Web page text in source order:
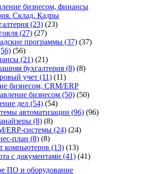
бизнесом, финансы
Склад. Кадры
(23) (23)
(27) (27)
программы (37) (37)
(56)
(21) (21)
бухгалтерия (8) (8)
учет (11) (11)
бизнесом, CRM/ERP
бизнесом (50) (50)
дел (54) (54)
автоматизации (96) (96)
(8) (8)
ERP-системы (24) (24)
план (8) (8)
компьютеров (13) (13)
с документами (41) (41)
ПО и оборудование